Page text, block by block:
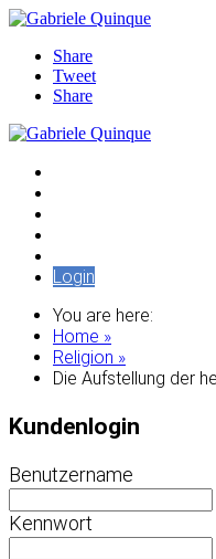
Share
Tweet
Share
Login
You are here:
Home »
Religion »
Die Aufstellung der
Kundenlogin
Benutzername
Kennwort